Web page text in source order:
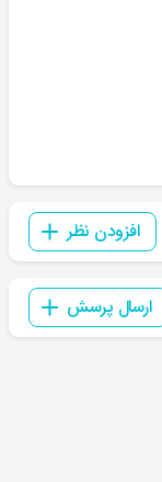
افزودن نظر
ارسال پرسش